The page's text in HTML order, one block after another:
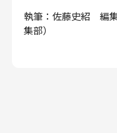
執筆：佐藤史紹 編
集部）